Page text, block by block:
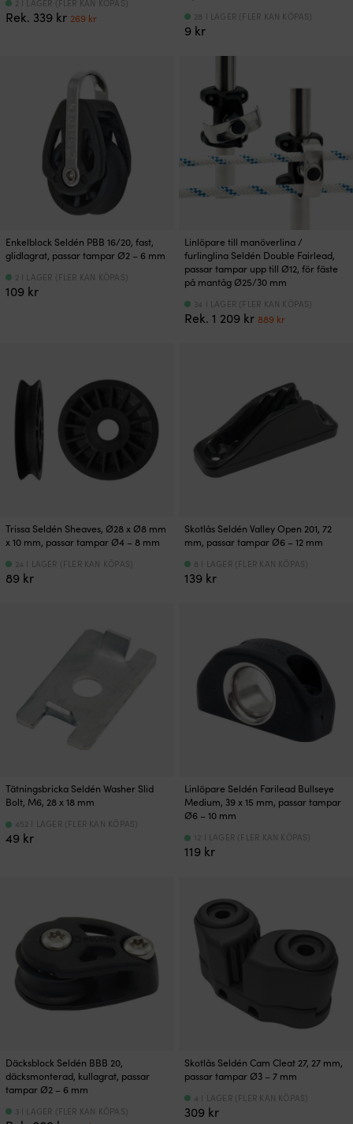
Rek. 339 kr Det
339 kr.
269 krDet
269 kr.
2 I LAGER (FLER KAN KÖPAS)
9 kr
28 I LAGER (FLER KAN KÖPAS)
Enkelblock Seldén PBB 16/20, fast,
glidlagrat, passar tampar Ø2 – 6 mm
109 kr
2 I LAGER (FLER KAN KÖPAS)
Linlöpare till manöverlina /
furlinglina Seldén Double Fairlead,
passar tampar upp till Ø12, för fäste
på mantåg Ø25/30 mm
Rek.1 209 kr Det
209 kr.
889 krDet
34 I LAGER (FLER KAN KÖPAS)
Trissa Seldén Sheaves, Ø28 x Ø8 mm
x 10 mm, passar tampar Ø4 – 8 mm
89 kr
24 I LAGER (FLER KAN KÖPAS)
Skotlås Seldén Valley Open 201, 72
mm, passar tampar Ø6 – 12 mm
139 kr
8 I LAGER (FLER KAN KÖPAS)
Tätningsbricka Seldén Washer Slid
Bolt, M6, 28 x 18 mm
49 kr
452 I LAGER (FLER KAN KÖPAS)
Linlöpare Seldén Farilead Bullseye
Medium, 39 x 15 mm, passar tampar
Ø6 – 10 mm
119 kr
12 I LAGER (FLER KAN KÖPAS)
Däcksblock Seldén BBB 20,
däcksmonterad, kullagrat, passar
tampar Ø2 – 6 mm
3 I LAGER (FLER KAN KÖPAS)
Skotlås Seldén Cam Cleat 27, 27 mm,
passar tampar Ø3 – 7 mm
309 kr
4 I LAGER (FLER KAN KÖPAS)